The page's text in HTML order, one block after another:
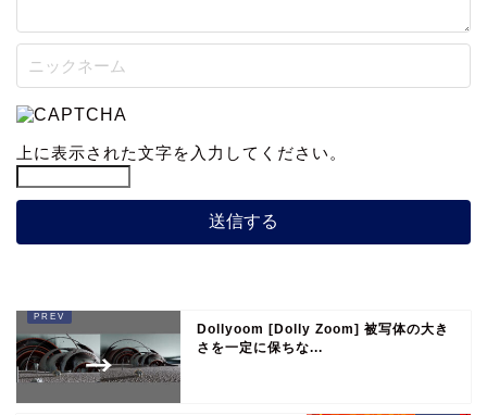
上に表示された文字を入力してください。
Dollyoom [Dolly Zoom] 被写体の大き
さを一定に保ちな...